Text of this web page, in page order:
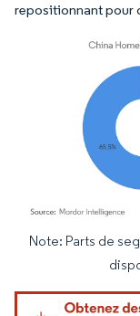
repositionnant pour
Image © Mordor
Note: Parts de